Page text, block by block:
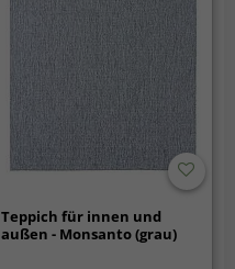
Teppich für innen und
außen - Monsanto (grau)